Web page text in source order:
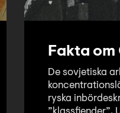
Fakta om
De sovjetiska
ryska